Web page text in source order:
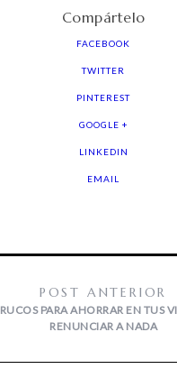
Compártelo
FACEBOOK
TWITTER
PINTEREST
GOOGLE +
LINKEDIN
EMAIL
POST ANTERIOR
PARA AHORRAR EN TUS
RENUNCIAR A NADA